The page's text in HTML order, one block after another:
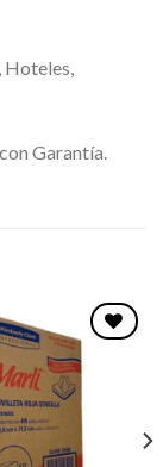
Hoteles,
Garantía.
Favoritos